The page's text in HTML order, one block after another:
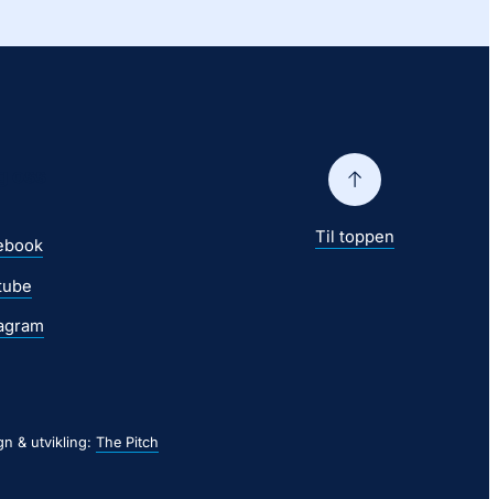
& utvikling: The Pitch
Til toppen